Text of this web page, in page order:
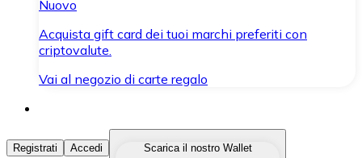
Nuovo
Acquista gift card dei tuoi marchi preferiti con
criptovalute.
Vai al negozio di carte regalo
Acquista Criptovalute
Registrati Accedi
Scarica il nostro Wallet